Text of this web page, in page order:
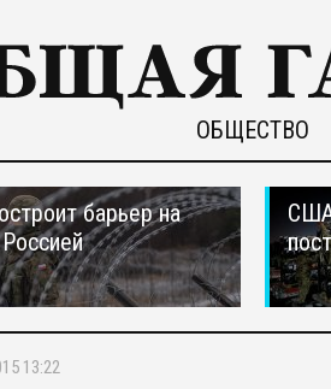
ОБЩЕСТВО
барьер на
13:22